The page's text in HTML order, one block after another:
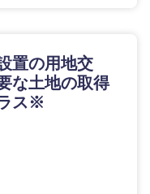
置の用地交
な土地の取得
ス※